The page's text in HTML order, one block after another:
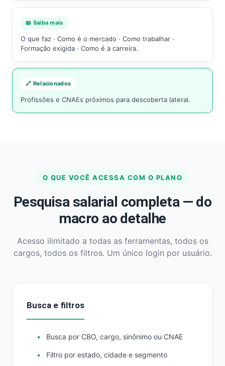
📖 Saiba mais
O que faz · Como é o mercado · Como trabalhar ·
Formação exigida · Como é a carreira.
🔗 Relacionados
Profissões e CNAEs próximos para descoberta lateral.
O QUE VOCÊ ACESSA COM O PLANO
Pesquisa salarial completa — do
macro ao detalhe
Acesso ilimitado a todas as ferramentas, todos os
cargos, todos os filtros. Um único login por usuário.
Busca e filtros
Busca por CBO, cargo, sinônimo ou CNAE
Filtro por estado, cidade e segmento